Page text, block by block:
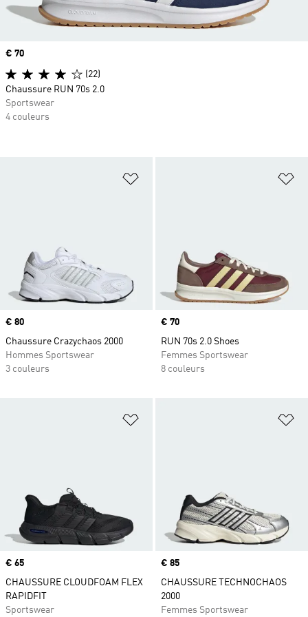
Ajouter à la Liste de produits
Prix
€ 80
Chaussure Crazychaos 2000
Hommes Sportswear
3 couleurs
Prix
€ 70
RUN 70s 2.0 Shoes
Femmes Sportswear
8 couleurs
Ajouter à la Liste de produits
Prix
€ 65
CHAUSSURE CLOUDFOAM FLEX
RAPIDFIT
Sportswear
Prix
€ 85
CHAUSSURE TECHNOCHAOS
2000
Femmes Sportswear
Prix
€ 70
(22)
Chaussure RUN 70s 2.0
Sportswear
4 couleurs